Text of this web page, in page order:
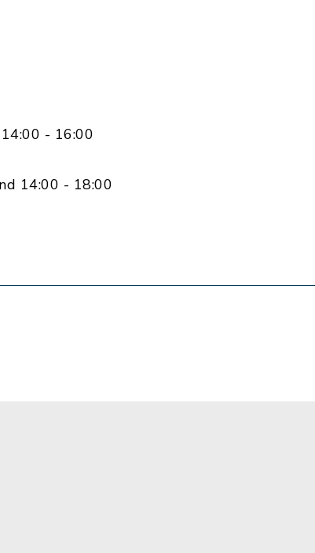
- 16:00
14:00 - 18:00